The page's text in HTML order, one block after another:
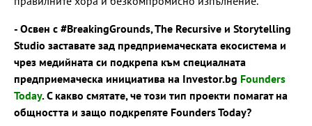
- Освен с #BreakingGrounds, The Recursive и Storytelling
Studio заставате зад предприемаческата екосистема и
чрез медийната си подкрепа към специалната
предприемаческа инициатива на Investor.bg Founders
Today. С какво смятате, че този тип проекти помагат на
общността и защо подкрепяте Founders Today?